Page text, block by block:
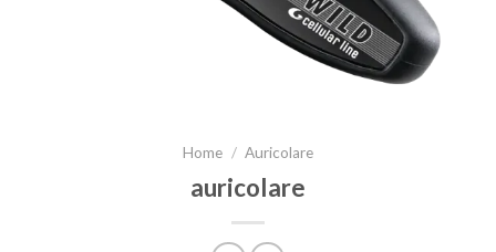
Home / Auricolare
auricolare